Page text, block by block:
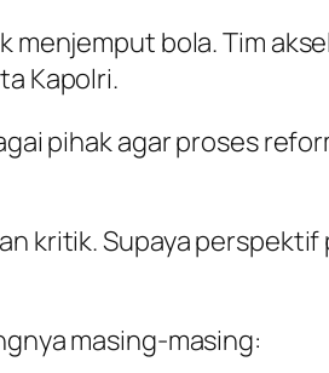
menjemput bola. Tim
Kapolri.
pihak agar proses
kritik. Supaya
masing-masing: